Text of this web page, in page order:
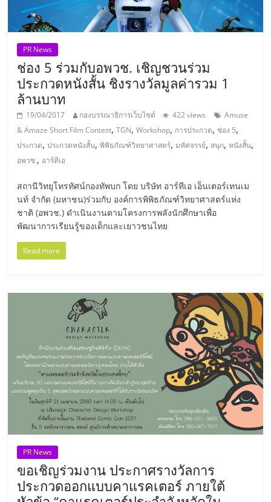
ไชส์
แฟ
รน
ไชส์
ขาย
หน้า
บ้าน
ลงทุน
น้อย
ทุน
ไว,
ที่
ปรึกษา
การ
PR News
ช่อง 5 ร่วมกับอพวช. เชิญชวนร่วม
ประกวดหนังสั้น ชิงรางวัลมูลค่ารวม 1
ล้านบาท
19/04/2017 กองบรรณาธิการเว็บไซต์ 422 views
Amuse
& Amaze Short Film Contest,TGN,Workshop, การประกวด, ช่อง 5,
ประกวด,ประกวดหนังสั้น,พิพิธภัณฑ์วิทยาศาสตร์,มหัศจรรย์, สนุก,หนังสั้น,
อพวช., อาร์ทีเอ
สถานีวิทยุโทรทัศน์กองทัพบก โดย บริษัท อาร์ทีเอ เอ็นเตอร์เทนเม
นท์ จำกัด (มหาชน)ร่วมกับ องค์การพิพิธภัณฑ์วิทยาศาสตร์แห่ง
ชาติ (อพวช.) ดำเนินงานตามโครงการพลังนักศึกษาเพื่อ
พัฒนาการเรียนรู้ของเด็กและเยาวชนไทย
Read more
PR News
ขอเชิญร่วมงาน ประกาศรางวัลการ
ประกวดออกแบบคาแรคเตอร์ ภายใต้